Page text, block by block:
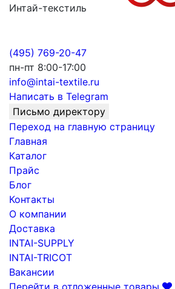
Интай-текстиль
(495) 769-20-47
пн-пт 8:00-17:00
info@intai-textile.ru
Написать в Telegram
Письмо директору
Переход на главную страницу
Главная
Каталог
Прайс
Блог
Контакты
О компании
Доставка
INTAI-SUPPLY
INTAI-TRICOT
Вакансии
Перейти в отложенные товары